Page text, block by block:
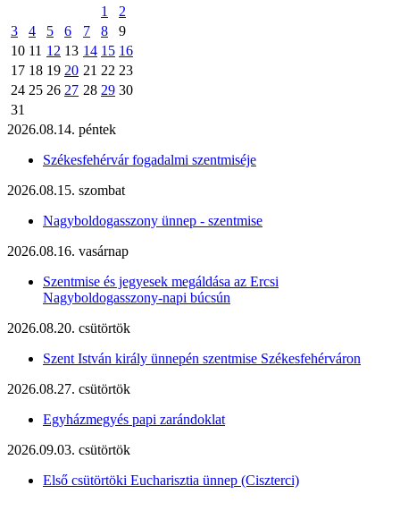
1
2
3
4 5 6 7 8
9
10 11 12 13 14 15 16
17 18 19 20 21 22 23
24 25 26 27 28 29 30
31
2026.08.14. péntek
Székesfehérvár fogadalmi szentmiséje
2026.08.15. szombat
Nagyboldogasszony ünnep - szentmise
2026.08.16. vasárnap
Szentmise és jegyesek megáldása az Ercsi
Nagyboldogasszony-napi búcsún
2026.08.20. csütörtök
Szent István király ünnepén szentmise Székesfehérváron
2026.08.27. csütörtök
Egyházmegyés papi zarándoklat
2026.09.03. csütörtök
Első csütörtöki Eucharisztia ünnep (Ciszterci)